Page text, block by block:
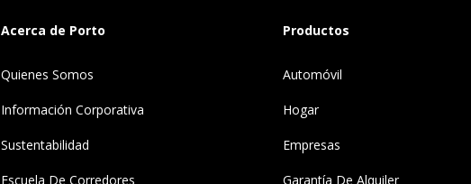
Acerca de Porto
Quienes Somos
Información Corporativa
Sustentabilidad
Escuela De Corredores
Productos
Automóvil
Hogar
Empresas
Garantía De Alquiler